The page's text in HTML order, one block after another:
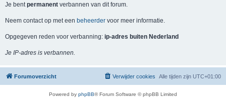
Je bentpermanent verbannen van dit forum.
Neem contact op met een beheerder voor meer informatie.
Opgegeven reden voor verbanning: ip-adres buiten Nederland
Je IP-adres is verbannen.
Forumoverzicht Alle tijden zijn UTC+01:00
Verwijder cookies
Powered by phpBB® Forum Software © phpBB Limited